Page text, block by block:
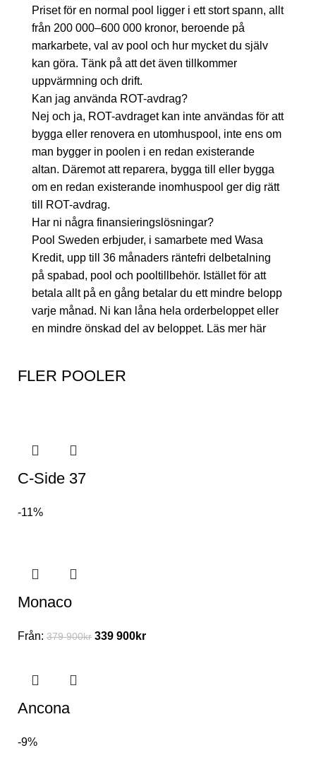
Priset för en normal pool ligger i ett stort spann, allt
från 200 000–600 000 kronor, beroende på
markarbete, val av pool och hur mycket du själv
kan göra. Tänk på att det även tillkommer
uppvärmning och drift.
Kan jag använda ROT-avdrag?
Nej och ja, ROT-avdraget kan inte användas för att
bygga eller renovera en utomhuspool, inte ens om
man bygger in poolen i en redan existerande
altan. Däremot att reparera, bygga till eller bygga
om en redan existerande inomhuspool ger dig rätt
till ROT-avdrag.
Har ni några finansieringslösningar?
Pool Sweden erbjuder, i samarbete med Wasa
Kredit, upp till 36 månaders räntefri delbetalning
på spabad, pool och pooltillbehör. Istället för att
betala allt på en gång betalar du ett mindre belopp
varje månad. Ni kan låna hela orderbeloppet eller
en mindre önskad del av beloppet. Läs mer här
FLER POOLER
C-Side 37
-11%
Monaco
Från: 379 900kr 339 900kr
Ancona
-9%